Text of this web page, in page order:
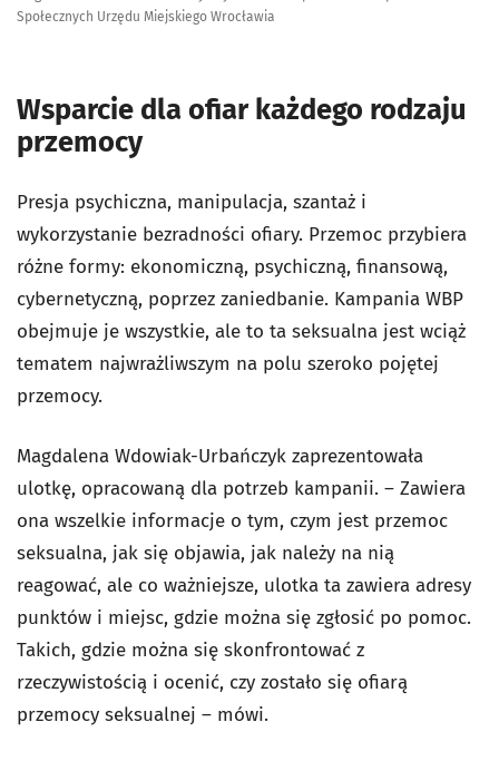
Społecznych Urzędu Miejskiego Wrocławia
Wsparcie dla ofiar każdego rodzaju
przemocy
Presja psychiczna, manipulacja, szantaż i
wykorzystanie bezradności ofiary. Przemoc przybiera
różne formy: ekonomiczną, psychiczną, finansową,
cybernetyczną, poprzez zaniedbanie. Kampania WBP
obejmuje je wszystkie, ale to ta seksualna jest wciąż
tematem najwrażliwszym na polu szeroko pojętej
przemocy.
Magdalena Wdowiak-Urbańczyk zaprezentowała
ulotkę, opracowaną dla potrzeb kampanii. – Zawiera
ona wszelkie informacje o tym, czym jest przemoc
seksualna, jak się objawia, jak należy na nią
reagować, ale co ważniejsze, ulotka ta zawiera adresy
punktów i miejsc, gdzie można się zgłosić po pomoc.
Takich, gdzie można się skonfrontować z
rzeczywistością i ocenić, czy zostało się ofiarą
przemocy seksualnej – mówi.